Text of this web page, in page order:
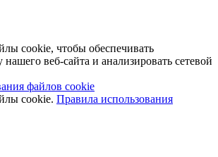
cookie, чтобы обеспечивать
веб-сайта и анализировать сетевой
файлов cookie
cookie. Правила использования